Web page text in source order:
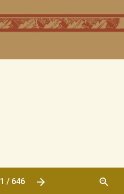
1 / 646